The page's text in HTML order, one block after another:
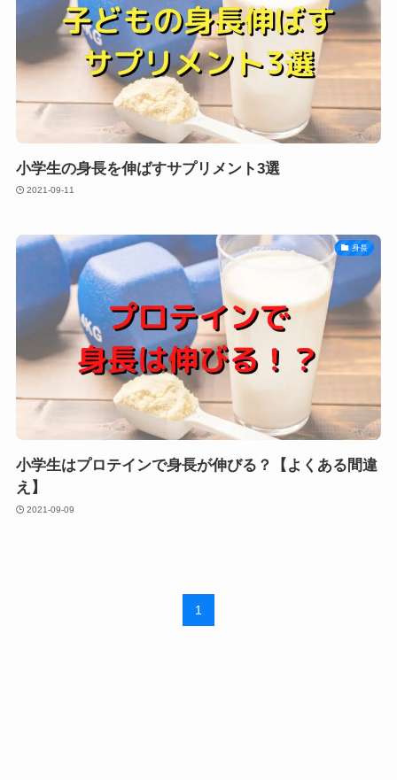
小学生の身長を伸ばすサプリメント3選
2021-09-11
身長
小学生はプロテインで身長が伸びる？【よくある間違
え】
2021-09-09
1